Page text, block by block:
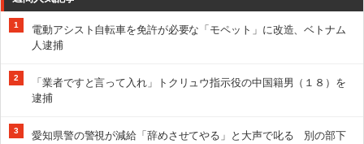
1
電動アシスト自転車を免許が必要な「モペット」に改造、ベトナム
人逮捕
2
「業者ですと言って入れ」トクリュウ指示役の中国籍男（１８）を
逮捕
3
愛知県警の警視が減給「辞めさせてやる」と大声で叱る 別の部下